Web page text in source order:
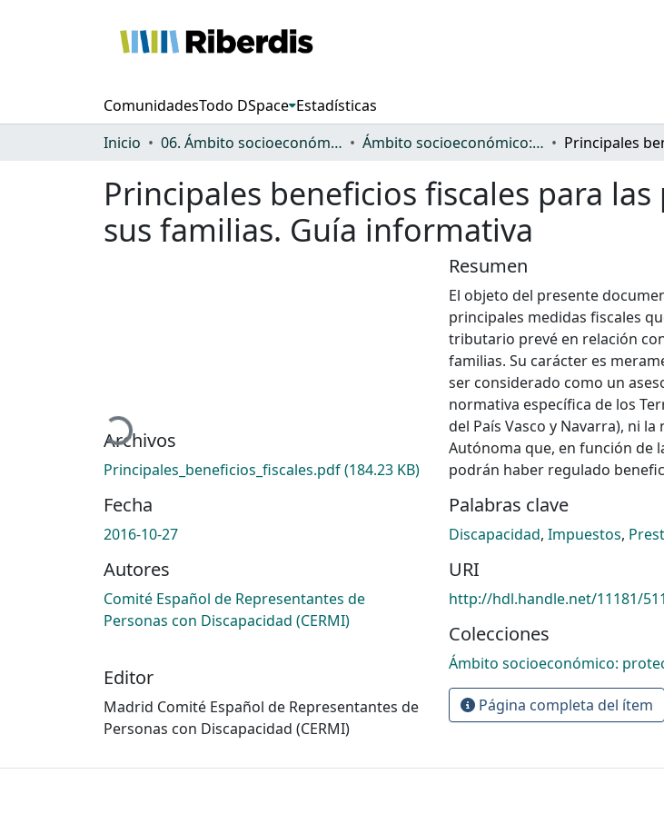
ComunidadesTodo DSpace Estadísticas
Inicio
06. Ámbito socioeconómico: protección, gasto y desigualdad Ámbito socioeconómico: protección, gasto y desigualdad
Principales beneficios fiscales para
sus familias. Guía informativa
Cargando...
Archivos
Principales_beneficios_fiscales.pdf(184.23 KB)
Fecha
2016-10-27
Autores
Comité Español de Representantes de
Personas con Discapacidad (CERMI)
Editor
Madrid Comité Español de Representantes de
Personas con Discapacidad (CERMI)
Resumen
El objeto del presente
principales medidas fiscales
tributario prevé en relación
familias. Su carácter es
ser considerado como un
normativa específica de los
del País Vasco y Navarra), ni
Autónoma que, en función de
podrán haber regulado
Palabras clave
Discapacidad, Impuestos,
URI
http://hdl.handle.net/11181/
Colecciones
Ámbito socioeconómico:
Página completa del ítem